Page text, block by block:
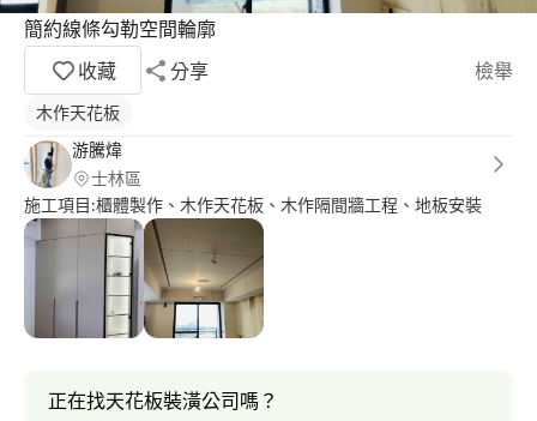
簡約線條勾勒空間輪廓
收藏
分享 檢舉
木作天花板
游騰煒
士林區
施工項目:櫃體製作、木作天花板、木作隔間牆工程、地板安裝
正在找天花板裝潢公司嗎？